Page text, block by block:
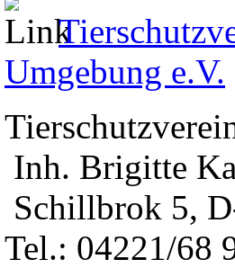
Umgebung e.V.
Inh. Brigitte
Schillbrok 5,
Tel.: 04221/68